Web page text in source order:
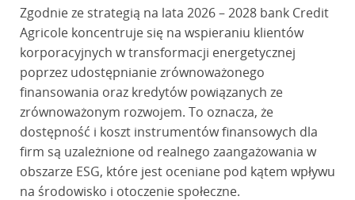
Zgodnie ze strategią na lata 2026 – 2028 bank Credit
Agricole koncentruje się na wspieraniu klientów
korporacyjnych w transformacji energetycznej
poprzez udostępnianie zrównoważonego
finansowania oraz kredytów powiązanych ze
zrównoważonym rozwojem. To oznacza, że
dostępność i koszt instrumentów finansowych dla
firm są uzależnione od realnego zaangażowania w
obszarze ESG, które jest oceniane pod kątem wpływu
na środowisko i otoczenie społeczne.